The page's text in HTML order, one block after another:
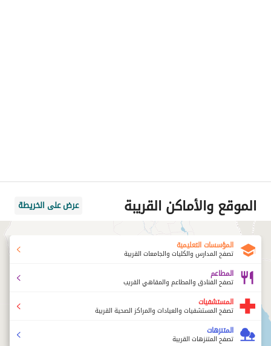
الموقع والأماكن القريبة عرض على الخريطة
المؤسسات التعليمية
تصفح المدارس والكليات والجامعات القريبة
المطاعم
تصفح الفنادق والمطاعم والمقاهي القريب
المستشفيات
تصفح المستشفيات والعيادات والمراكز الصحية القريبة
المتنزهات
تصفح المتنزهات القريبة